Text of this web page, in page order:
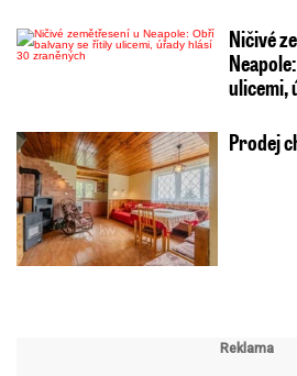
Ničivé
ulicemi,
Prodej